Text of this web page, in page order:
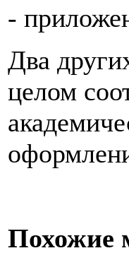
-
Два
целом
Похожие